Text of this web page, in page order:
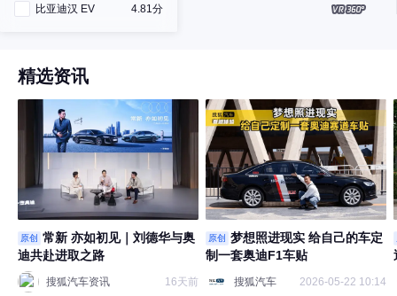
比亚迪汉 EV
4.81分
精选资讯
原创
常新 亦如初见｜刘德华与奥
迪共赴进取之路
搜狐汽车资讯 16天前
原创
梦想照进现实 给自己的车定
制一套奥迪F1车贴
搜狐汽车 2026-05-22 10:14